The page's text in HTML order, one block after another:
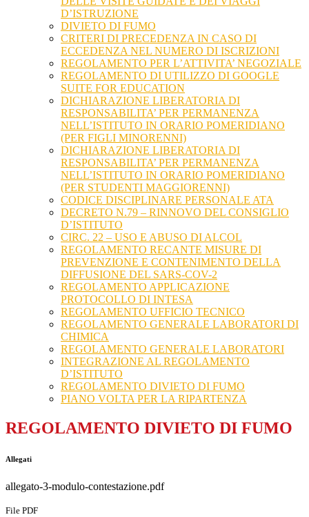
D’ISTRUZIONE
DIVIETO DI FUMO
CRITERI DI PRECEDENZA IN CASO DI
ECCEDENZA NEL NUMERO DI ISCRIZIONI
REGOLAMENTO PER L’ATTIVITA’ NEGOZIALE
REGOLAMENTO DI UTILIZZO DI GOOGLE
SUITE FOR EDUCATION
DICHIARAZIONE LIBERATORIA DI
RESPONSABILITA’ PER PERMANENZA
NELL’ISTITUTO IN ORARIO POMERIDIANO
(PER FIGLI MINORENNI)
DICHIARAZIONE LIBERATORIA DI
RESPONSABILITA’ PER PERMANENZA
NELL’ISTITUTO IN ORARIO POMERIDIANO
(PER STUDENTI MAGGIORENNI)
CODICE DISCIPLINARE PERSONALE ATA
DECRETO N.79 – RINNOVO DEL CONSIGLIO
D’ISTITUTO
CIRC. 22 – USO E ABUSO DI ALCOL
REGOLAMENTO RECANTE MISURE DI
PREVENZIONE E CONTENIMENTO DELLA
DIFFUSIONE DEL SARS-COV-2
REGOLAMENTO APPLICAZIONE
PROTOCOLLO DI INTESA
REGOLAMENTO UFFICIO TECNICO
REGOLAMENTO GENERALE LABORATORI DI
CHIMICA
REGOLAMENTO GENERALE LABORATORI
INTEGRAZIONE AL REGOLAMENTO
D’ISTITUTO
REGOLAMENTO DIVIETO DI FUMO
PIANO VOLTA PER LA RIPARTENZA
REGOLAMENTO DIVIETO DI FUMO
Allegati
allegato-3-modulo-contestazione.pdf
File PDF